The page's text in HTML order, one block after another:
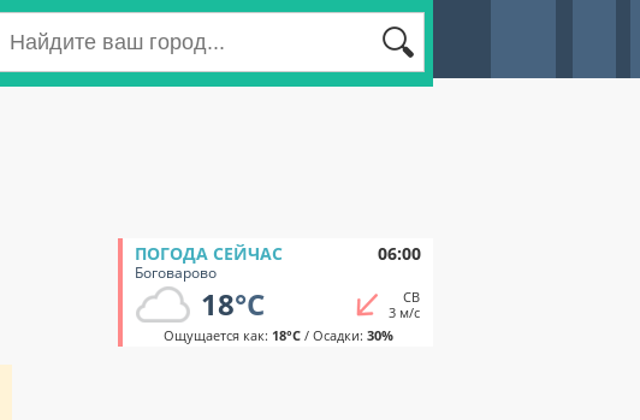
ПОГОДА СЕЙЧАС 06:00
Боговарово
18°C
СВ
3 м/с
Ощущается как: 18°C/ Осадки: 30%